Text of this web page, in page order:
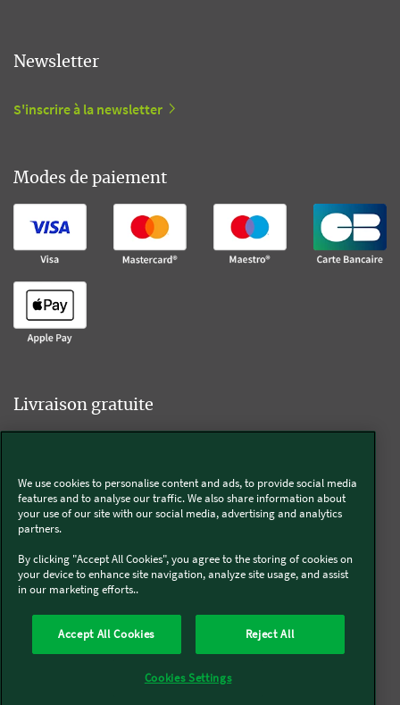
Newsletter
S'inscrire à la newsletter
Modes de paiement
Livraison gratuite
Livraison offerte sur l'e-shop dès 55€ d'achat.
Kobold
We use cookies to personalise content and ads, to provide social media
features and to analyse our traffic. We also share information about
your use of our site with our social media, advertising and analytics
partners.
By clicking "Accept All Cookies", you agree to the storing of cookies on
your device to enhance site navigation, analyze site usage, and assist
in our marketing efforts..
Accept All Cookies Reject All
Cookies Settings